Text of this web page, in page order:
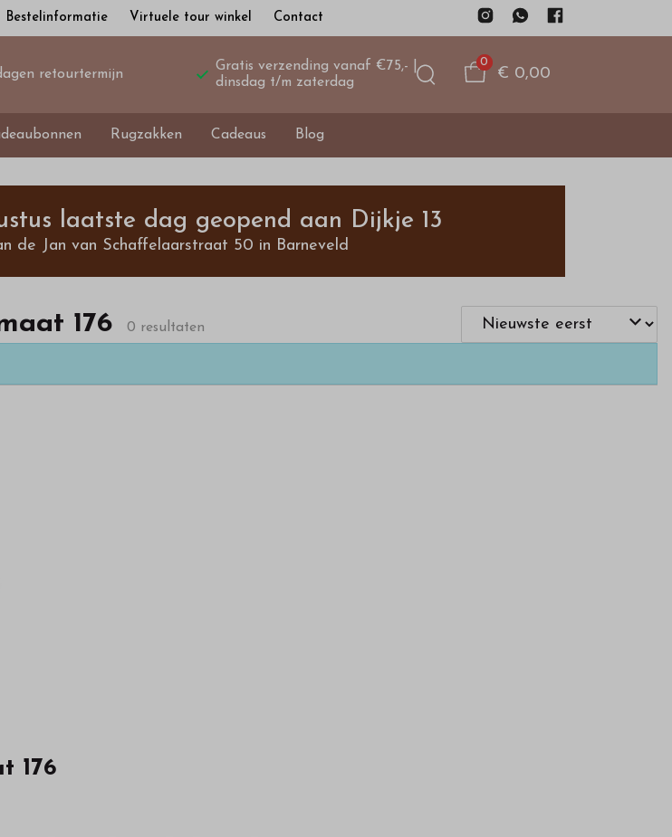
Bestelinformatie Virtuele tour winkel Contact
retourtermijn
Gratis verzending vanaf €75,- |
dinsdag t/m zaterdag
0
€ 0,00
Rugzakken Cadeaus Blog
laatste dag geopend aan Dijkje 13
de Jan van Schaffelaarstraat 50 in Barneveld
176 0 resultaten
176